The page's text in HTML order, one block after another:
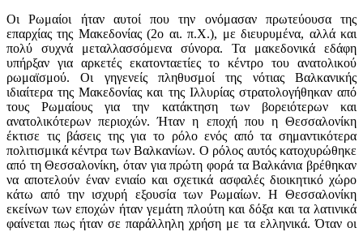
Οι Ρωμαίοι ήταν αυτοί που την ονόμασαν πρωτεύουσα της
επαρχίας της Μακεδονίας (2ο αι. π.Χ.), με διευρυμένα, αλλά και
πολύ συχνά μεταλλασσόμενα σύνορα. Τα μακεδονικά εδάφη
υπήρξαν για αρκετές εκατονταετίες το κέντρο του ανατολικού
ρωμαϊσμού. Οι γηγενείς πληθυσμοί της νότιας Βαλκανικής
ιδιαίτερα της Μακεδονίας και της Ιλλυρίας στρατολογήθηκαν από
τους Ρωμαίους για την κατάκτηση των βορειότερων και
ανατολικότερων περιοχών. Ήταν η εποχή που η Θεσσαλονίκη
έκτισε τις βάσεις της για το ρόλο ενός από τα σημαντικότερα
πολιτισμικά κέντρα των Βαλκανίων. Ο ρόλος αυτός κατοχυρώθηκε
από τη Θεσσαλονίκη, όταν για πρώτη φορά τα Βαλκάνια βρέθηκαν
να αποτελούν έναν ενιαίο και σχετικά ασφαλές διοικητικό χώρο
κάτω από την ισχυρή εξουσία των Ρωμαίων. Η Θεσσαλονίκη
εκείνων των εποχών ήταν γεμάτη πλούτη και δόξα και τα λατινικά
φαίνεται πως ήταν σε παράλληλη χρήση με τα ελληνικά. Όταν οι